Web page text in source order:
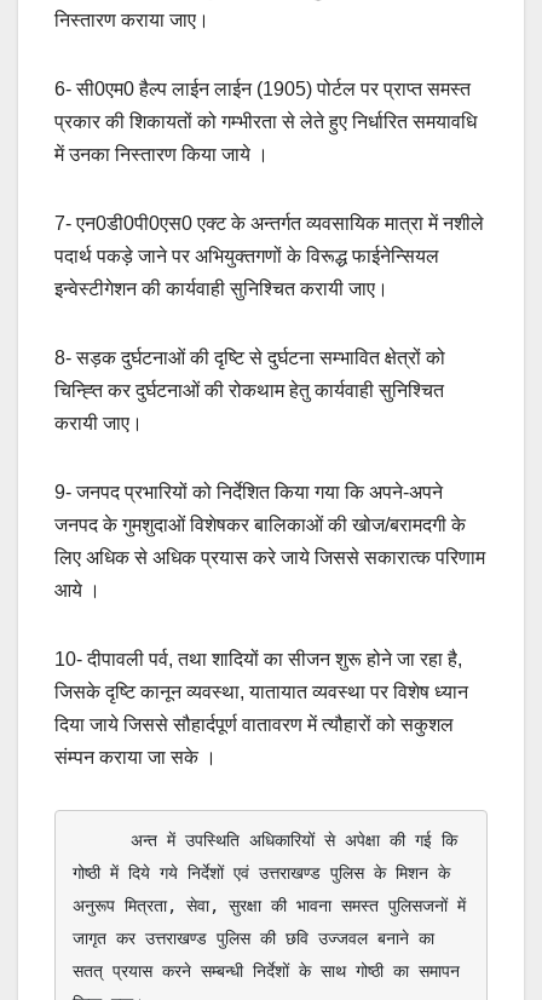
निस्तारण कराया जाए।
6- सी0एम0 हैल्प लाईन लाईन (1905) पोर्टल पर प्राप्त समस्त
प्रकार की शिकायतों को गम्भीरता से लेते हुए निर्धारित समयावधि
में उनका निस्तारण किया जाये ।
7- एन0डी0पी0एस0 एक्ट के अन्तर्गत व्यवसायिक मात्रा में नशीले
पदार्थ पकड़े जाने पर अभियुक्तगणों के विरूद्ध फाईनेन्सियल
इन्वेस्टीगेशन की कार्यवाही सुनिश्चित करायी जाए।
8- सड़क दुर्घटनाओं की दृष्टि से दुर्घटना सम्भावित क्षेत्रों को
चिन्ह्ति कर दुर्घटनाओं की रोकथाम हेतु कार्यवाही सुनिश्चित
करायी जाए।
9- जनपद प्रभारियों को निर्देशित किया गया कि अपने-अपने
जनपद के गुमशुदाओं विशेषकर बालिकाओं की खोज/बरामदगी के
लिए अधिक से अधिक प्रयास करे जाये जिससे सकारात्क परिणाम
आये ।
10- दीपावली पर्व, तथा शादियों का सीजन शुरू होने जा रहा है,
जिसके दृष्टि कानून व्यवस्था, यातायात व्यवस्था पर विशेष ध्यान
दिया जाये जिससे सौहार्दपूर्ण वातावरण में त्यौहारों को सकुशल
संम्पन कराया जा सके ।
गोष्ठी में दिये गये निर्देशों एवं उत्तराखण्ड पुलिस के मिशन के
अनुरूप मित्रता, सेवा, सुरक्षा की भावना समस्त पुलिसजनों में
जागृत कर उत्तराखण्ड पुलिस की छवि उज्जवल बनाने का
सतत् प्रयास करने सम्बन्धी निर्देशों के साथ गोष्ठी का समापन